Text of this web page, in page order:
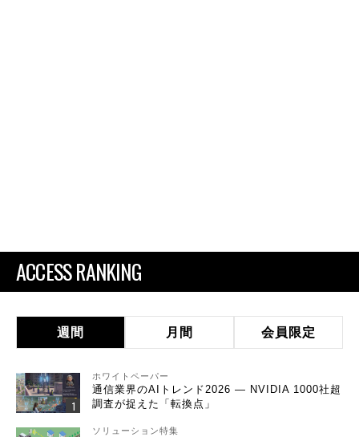
ACCESS RANKING
週間 月間 会員限定
ホワイトペーパー
通信業界のAIトレンド2026 ― NVIDIA 1000社超
調査が捉えた「転換点」
ソリューション特集